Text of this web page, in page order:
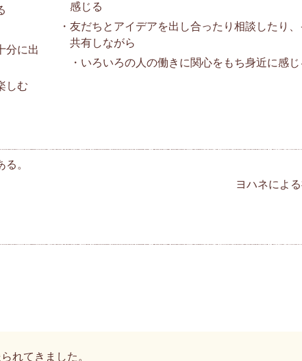
に出
む
感じる
・友だちとアイデアを出し合ったり相談したり
共有しながら
・いろいろの人の働きに関心をもち身近に感じ
。
ヨハネによ
れてきました。